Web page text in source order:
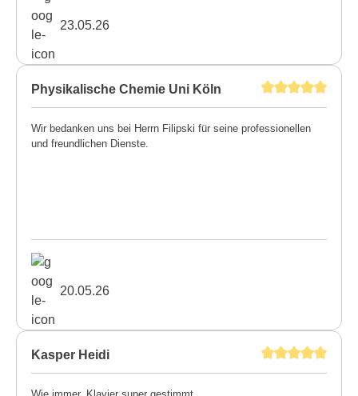
23.05.26
Physikalische Chemie Uni Köln
Wir bedanken uns bei Herrn Filipski für seine professionellen
und freundlichen Dienste.
20.05.26
Kasper Heidi